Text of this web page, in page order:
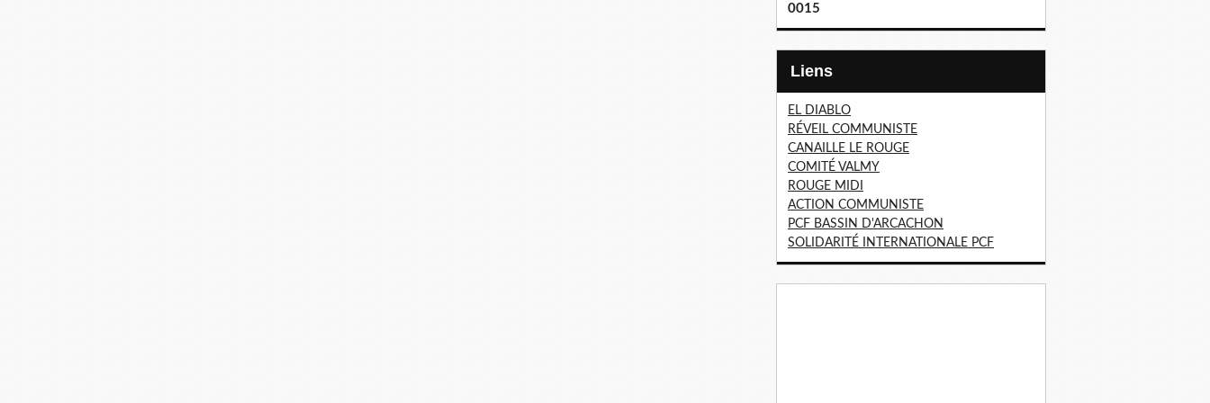
0015
Liens
EL DIABLO
RÉVEIL COMMUNISTE
CANAILLE LE ROUGE
COMITÉ VALMY
ROUGE MIDI
ACTION COMMUNISTE
PCF BASSIN D'ARCACHON
SOLIDARITÉ INTERNATIONALE PCF